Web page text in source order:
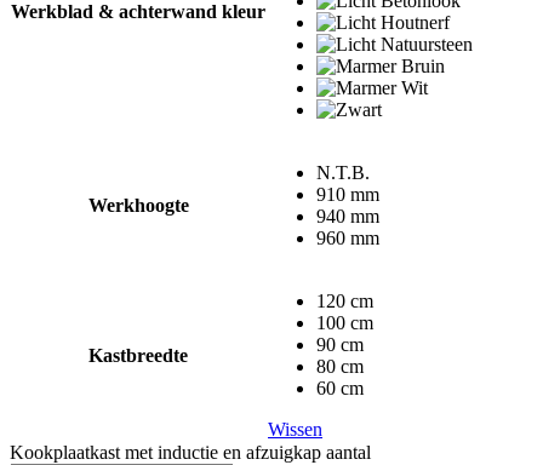
Werkblad & achterwand kleur
Werkhoogte
N.T.B.
910 mm
940 mm
960 mm
Kastbreedte
120 cm
100 cm
90 cm
80 cm
60 cm
Wissen
Kookplaatkast met inductie en afzuigkap aantal